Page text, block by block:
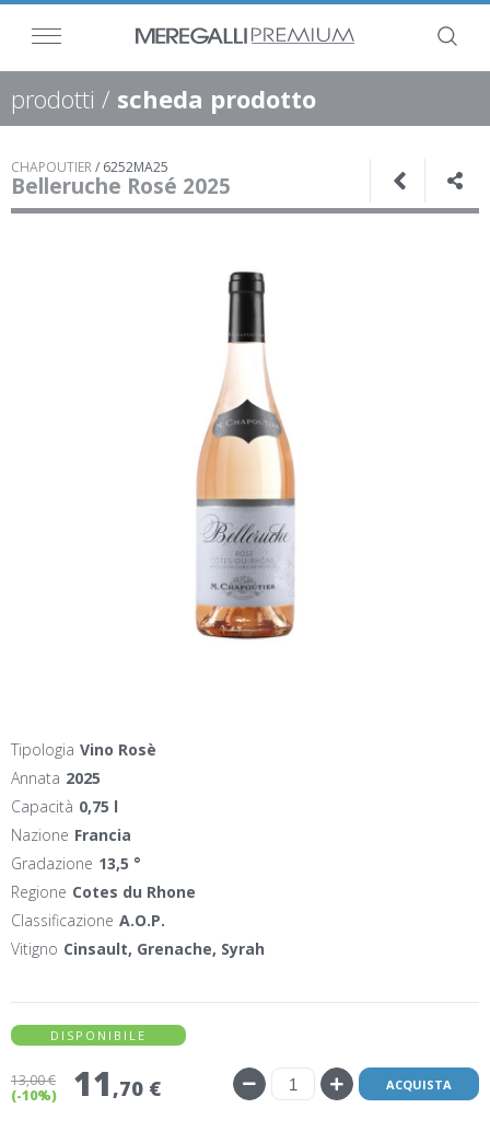
prodotti / scheda prodotto
CHAPOUTIER/ 6252MA25
Belleruche Rosé 2025
Tipologia Vino Rosè
Annata 2025
Capacità 0,75 l
Nazione Francia
Gradazione 13,5 °
Regione Cotes du Rhone
Classificazione A.O.P.
Vitigno Cinsault, Grenache, Syrah
DISPONIBILE
13,00 €
(-10%)
11 ,70 € ACQUISTA